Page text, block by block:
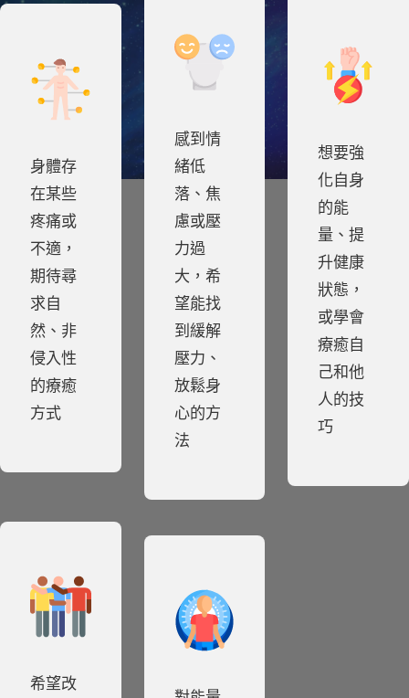
身體存
在某些
疼痛或
不適，
期待尋
求自
然、非
侵入性
的療癒
方式
感到情
緒低
落、焦
慮或壓
力過
大，希
望能找
到緩解
壓力、
放鬆身
心的方
法
想要強
化自身
的能
量、提
升健康
狀態，
或學會
療癒自
己和他
人的技
巧
希望改